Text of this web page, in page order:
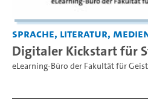
Sprache, Literatur, Medien
Digitaler Kickstart für
eLearning-Büro der Fakultät für